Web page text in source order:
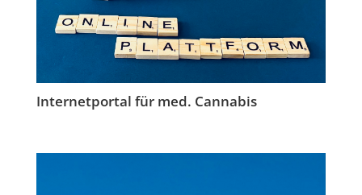
Internetportal für med. Cannabis